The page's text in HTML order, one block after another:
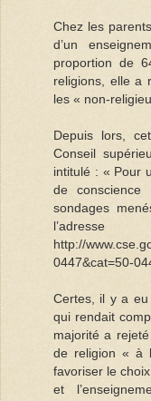
Chez les
d’un
proportion de
religions, elle a
les « non-
Depuis lors,
Conseil
intitulé : « Pour
de
sondages
http://
0447&cat=50-
Certes, il y a
qui rendait
majorité a
de religion « à
favoriser le
et